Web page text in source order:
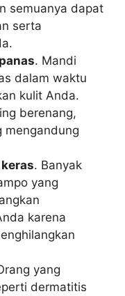
semuanya dapat
serta
. Mandi
dalam waktu
kulit Anda.
berenang,
mengandung
. Banyak
yang
karena
yang
dermatitis